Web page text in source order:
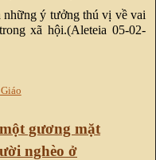
ý tưởng thú vị về vai
xã hội.(Aleteia 05-02-
gương mặt
nghèo ở